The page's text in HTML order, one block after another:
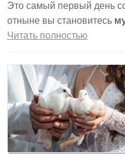
Это самый первый день
отныне вы становитесь
Читать полностью